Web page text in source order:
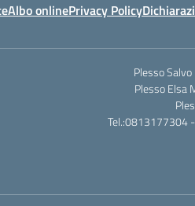
Albo onlinePrivacy Policy
Plesso
Plesso Elsa
Tel.:0813177304